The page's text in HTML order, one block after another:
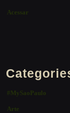
Acessar
#MySaoPaulo
Arte